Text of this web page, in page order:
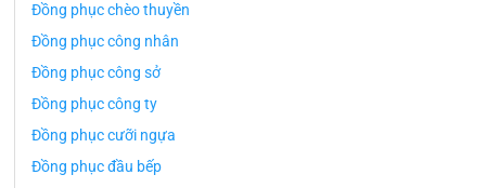
Đồng phục chèo thuyền
Đồng phục công nhân
Đồng phục công sở
Đồng phục công ty
Đồng phục cưỡi ngựa
Đồng phục đầu bếp